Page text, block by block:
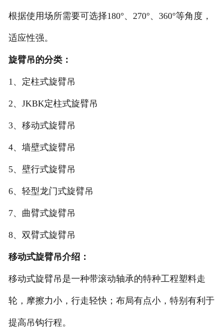
根据使用场所需要可选择180°、270°、360°等角度，
适应性强。
旋臂吊的分类：
1、定柱式旋臂吊
2、JKBK定柱式旋臂吊
3、移动式旋臂吊
4、墙壁式旋臂吊
5、壁行式旋臂吊
6、轻型龙门式旋臂吊
7、曲臂式旋臂吊
8、双臂式旋臂吊
移动式旋臂吊介绍：
移动式旋臂吊是一种带滚动轴承的特种工程塑料走
轮，摩擦力小，行走轻快；布局有点小，特别有利于
提高吊钩行程。